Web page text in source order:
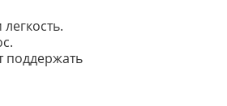
поддержать